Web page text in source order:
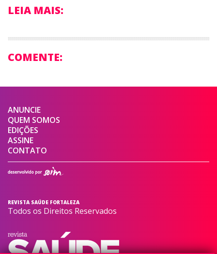
LEIA MAIS:
COMENTE:
ANUNCIE
QUEM SOMOS
EDIÇÕES
ASSINE
CONTATO
REVISTA SAÚDE FORTALEZA
Todos os Direitos Reservados